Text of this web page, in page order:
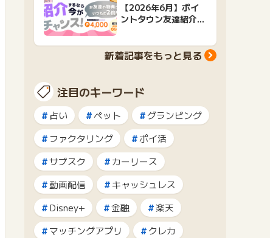
ンニュース
【2026年6月】ポイ
ントタウン友達紹介キ
新着記事をもっと見る
注目のキーワード
占い ペット
グランピング
ファクタリング
ポイ活
サブスク
カーリース
動画配信
キャッシュレス
Disney+
金融
楽天
マッチングアプリ
クレカ